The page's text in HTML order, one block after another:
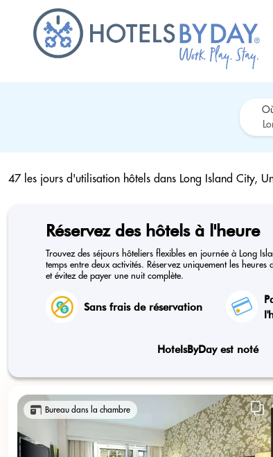
47 les jours d'utilisation hôtels dans Long Island City,
Réservez des hôtels à l'heure
Trouvez des séjours hôteliers flexibles en journée à Long
temps entre deux activités. Réservez uniquement les
et évitez de payer une nuit complète.
Sans frais de réservation
HotelsByDay est noté
Bureau dans la chambre